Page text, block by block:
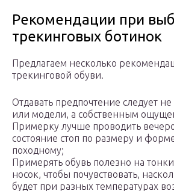
Рекомендации при
трекинговых ботинок
Предлагаем несколько
трекинговой обуви.
Отдавать предпочтение следует
или модели, а собственным
Примерку лучше проводить
состояние стоп по размеру и
походному;
Примерять обувь полезно на
носок, чтобы почувствовать,
будет при разных температурах